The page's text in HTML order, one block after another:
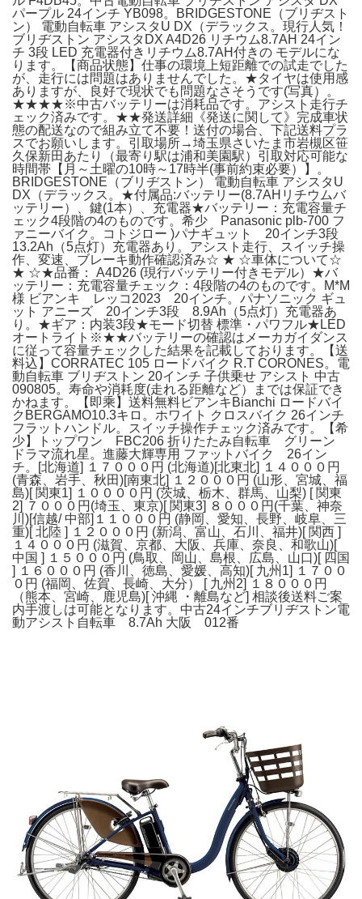
パープル 24インチ YB098。BRIDGESTONE（ブリヂスト
ン） 電動自転車 アシスタU DX（デラックス。現行人気！
ブリヂストン アシスタDX A4D26 リチウム8.7AH 24イン
チ 3段 LED 充電器付きリチウム8.7AH付きの モデルにな
ります。【商品状態】仕事の環境上短距離での試走でした
が、走行には問題はありませんでした。★タイヤは使用感
ありますが、良好で現状でも問題なさそうです(写真）。
★★★★※中古バッテリーは消耗品です。アシスト走行チ
ェック済みです。★★発送詳細《発送に関して》完成車状
態の配送なので組み立て不要！送付の場合、下記送料プラ
スでお願いします。引取場所→埼玉県さいたま市岩槻区笹
久保新田あたり（最寄り駅は浦和美園駅）引取対応可能な
時間帯【月～土曜の10時～17時半(事前約束必要）】。
BRIDGESTONE（ブリヂストン） 電動自転車 アシスタU
DX（デラックス。★付属品:バッテリー(8.7AHリチウムバ
ッテリー）、鍵(1本）、充電器★バッテリー：充電容量チ
ェック4段階の4のものです。希少 Panasonic plb-700 フ
ァニーバイク。コトジロー )パナギュット 20インチ3段
13.2Ah（5点灯）充電器あり。アシスト走行、スイッチ操
作、変速、ブレーキ動作確認済み☆ ★ ☆車体について☆
★ ☆★品番： A4D26 (現行バッテリー付きモデル）★バ
ッテリー：充電容量チェック：4段階の4のものです。M*M
様 ビアンキ レッコ2023 20インチ。パナソニック ギュ
ット アニーズ 20インチ3段 8.9Ah（5点灯）充電器あ
り。★ギア：内装3段★モード切替 標準・パワフル★LED
オートライト※★★バッテリーの確認はメーカガイダンス
に従って容量チェックした結果を記載しております。【送
料込】CORRATEC 105 ロードバイク R.T CORONES。電
動自転車 ブリヂストン 20インチ 子供乗せ アシスト 中古
090805。寿命や消耗度(走れる距離など）までは保証でき
かねます。【即乘】送料無料ビアンキBianchi ロードバイ
クBERGAMO10.3キロ。ホワイト クロスバイク 26インチ
フラットハンドル。スイッチ操作チェック済みです。【希
少】トップワン FBC206 折りたたみ自転車 グリーン
ドラマ流れ星。進藤大輝専用 ファットバイク 26イン
チ。[北海道] １７０００円 (北海道)[北東北] １４０００円
(青森、岩手、秋田)[南東北] １２０００円 (山形、宮城、福
島)[ 関東1] １００００円 (茨城、栃木、群馬、山梨) [ 関東
2] ７０００円(埼玉、東京)[ 関東3] ８０００円(千葉、神奈
川)[信越/ 中部]１１０００円 (静岡、愛知、長野、岐阜、三
重)[ 北陸 ] １２０００円 (新潟、富山、石川、福井)[ 関西 ]
１４０００円 (滋賀、京都、大阪、兵庫、奈良、和歌山)[
中国 ] １５０００円 (鳥取、岡山、島根、広島、山口)[ 四国
] １６０００円 (香川、徳島、愛媛、高知)[ 九州1] １７００
０円 (福岡、佐賀、長崎、大分） [ 九州2] １８０００円
（熊本、宮崎、鹿児島)[ 沖縄 ・離島など] 相談後送料ご案
内手渡しは可能となります。中古24インチブリヂストン電
動アシスト自転車 8.7Ah 大阪 012番